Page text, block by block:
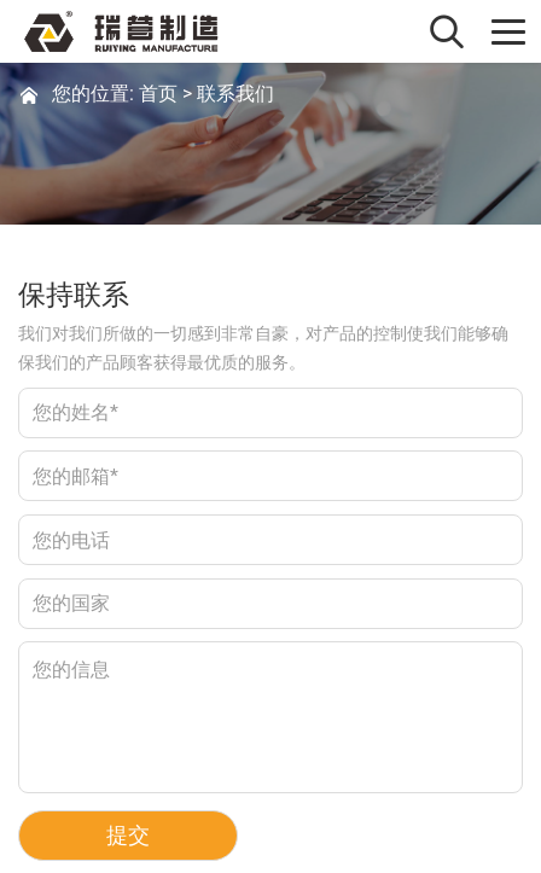
您的位置: 首页> 联系我们
保持联系
我们对我们所做的一切感到非常自豪，对产品的控制使我们能够确
保我们的产品顾客获得最优质的服务。